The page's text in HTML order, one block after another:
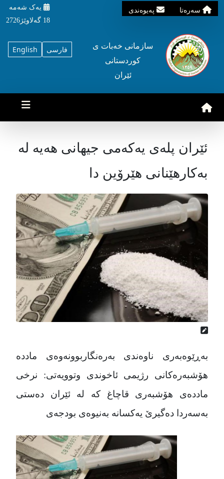
سه‌ره‌تا په‌یوه‌ندی
یه‌ک شه‌مه‌
18 گه‌لاوێژ2726
English فارسی
سازمانی خه‌بات ی
کوردستانی
ئێران
ئێران پلەی یەکەمی جیهانی هەیە لە
بەکارهێنانی هێرۆین دا
بەڕێوەبەری ناوەندی بەرەنگاربوونەوەی ماددە
هۆشبەرەکانی رژیمی ئاخوندی وتوویەتی: نرخی
ماددەی هۆشبەری قاچاغ کە لە ئێران دەستی
بەسەردا دەگیرێ یەکسانە بەنیوەی بودجەی